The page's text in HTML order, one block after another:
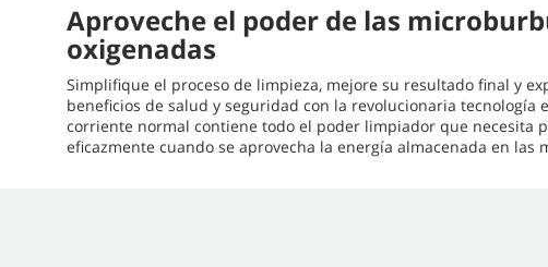
Aproveche el poder de las
oxigenadas
Simplifique el proceso de limpieza, mejore su resultado final y
beneficios de salud y seguridad con la revolucionaria tecnología
corriente normal contiene todo el poder limpiador que necesita
eficazmente cuando se aprovecha la energía almacenada en las